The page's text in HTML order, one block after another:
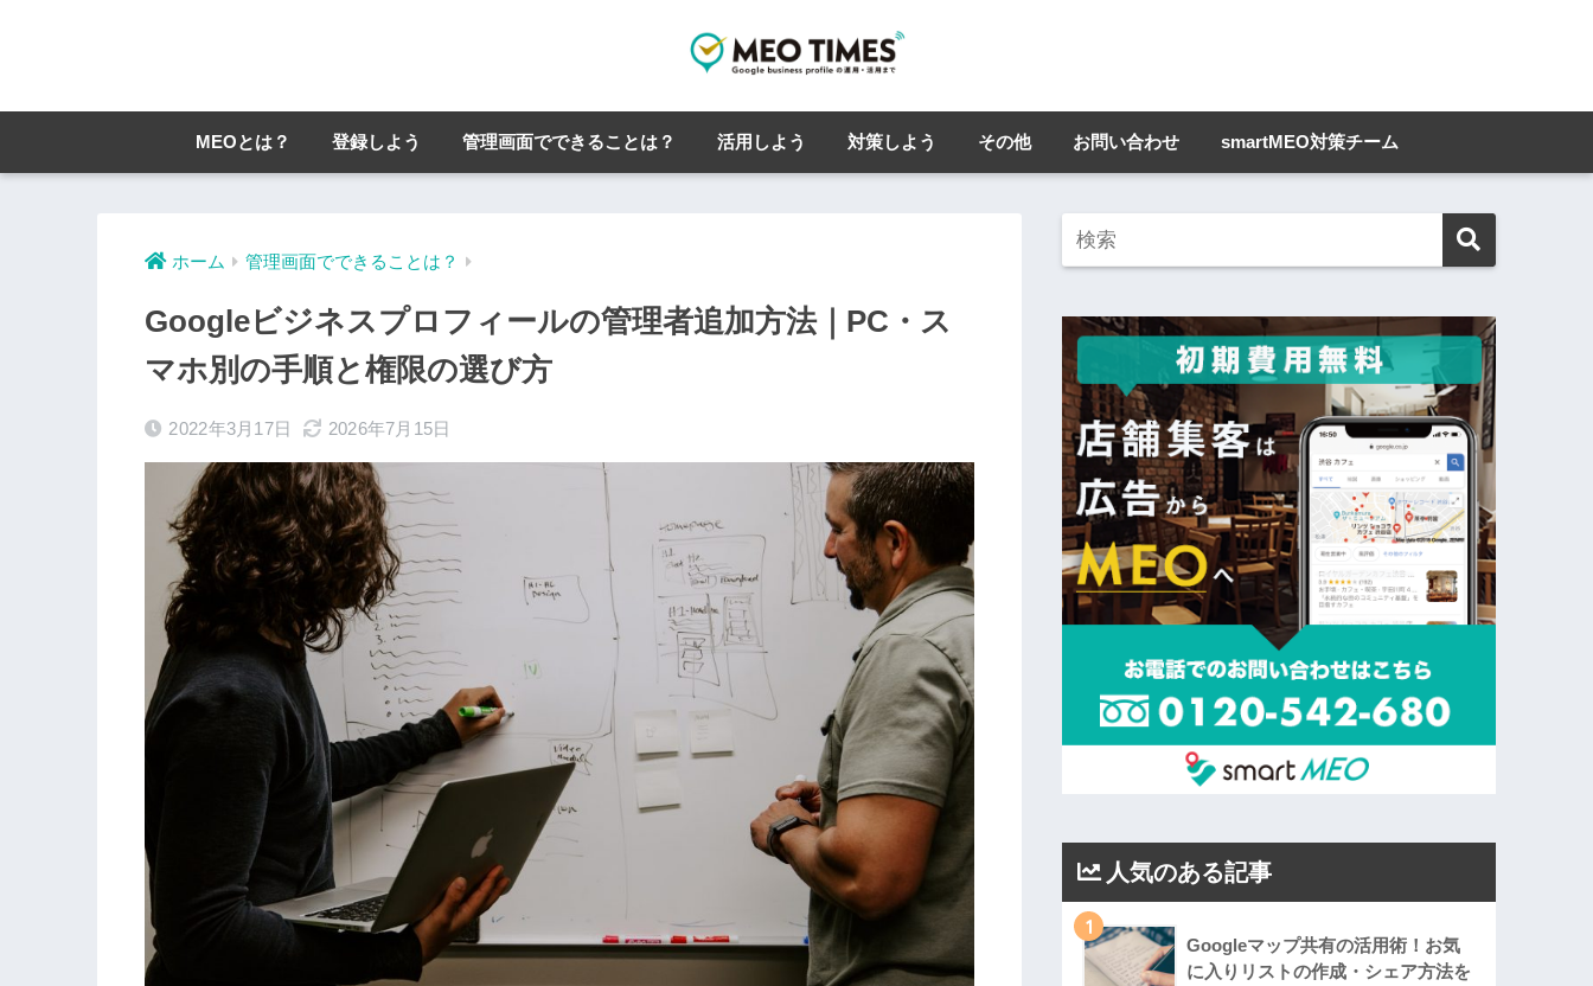
MEOとは？ 登録しよう 管理画面でできることは？ 活用しよう 対策しよう その他 お問い合わせ smartMEO対策チーム
ホーム 管理画面でできることは？
Googleビジネスプロフィールの管理者追加方法｜PC・ス
マホ別の手順と権限の選び方
2022年3月17日 2026年7月15日
人気のある記事
1
Googleマップ共有の活用術！お気
に入りリストの作成・シェア方法を